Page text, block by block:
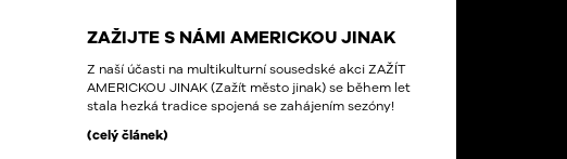
ZAŽIJTE S NÁMI AMERICKOU JINAK
Z naší účasti na multikulturní sousedské akci ZAŽÍT
AMERICKOU JINAK (Zažít město jinak) se během let
stala hezká tradice spojená se zahájením sezóny!
(celý článek)